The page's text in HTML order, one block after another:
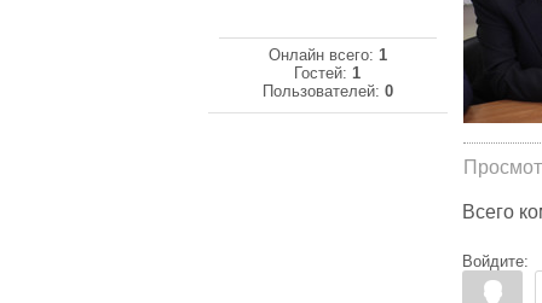
Онлайн всего: 1
Гостей:1
Пользователей: 0
Всего
Войдите: